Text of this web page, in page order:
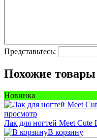
Представьтесь:
Похожие товары
Новинка
просмотр
Лак для ногтей Meet Cute
В корзину